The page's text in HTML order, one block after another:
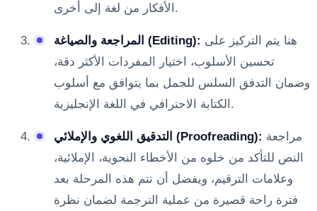
الأفكار من لغة إلى أخرى.
المراجعة والصياغة (Editing):
تحسين الأسلوب، اختيار المفردات الأكثر دقة،
وضمان التدفق السلس للجمل بما يتوافق مع أسلوب
الكتابة الاحترافي في اللغة الإنجليزية.
التدقيق اللغوي والإملائي (Proofreading):
النص للتأكد من خلوه من الأخطاء النحوية، الإملائية،
وعلامات الترقيم، ويفضل أن تتم هذه المرحلة بعد
فترة راحة قصيرة من عملية الترجمة لضمان نظرة